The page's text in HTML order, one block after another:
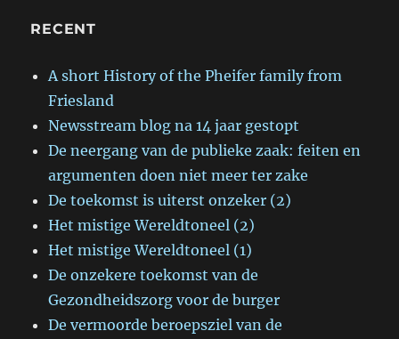
RECENT
A short History of the Pheifer family from
Friesland
Newsstream blog na 14 jaar gestopt
De neergang van de publieke zaak: feiten en
argumenten doen niet meer ter zake
De toekomst is uiterst onzeker (2)
Het mistige Wereldtoneel (2)
Het mistige Wereldtoneel (1)
De onzekere toekomst van de
Gezondheidszorg voor de burger
De vermoorde beroepsziel van de